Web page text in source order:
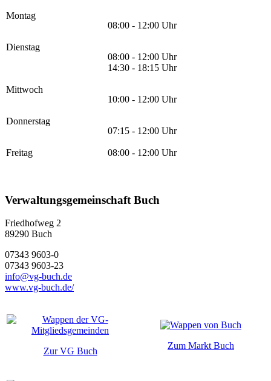
Montag
08:00 - 12:00 Uhr
Dienstag
08:00 - 12:00 Uhr
14:30 - 18:15 Uhr
Mittwoch
10:00 - 12:00 Uhr
Donnerstag
07:15 - 12:00 Uhr
Freitag 08:00 - 12:00 Uhr
Verwaltungsgemeinschaft Buch
Friedhofweg 2
89290 Buch
07343 9603-0
07343 9603-23
info@vg-buch.de
www.vg-buch.de/
Zur VG Buch
Zum Markt Buch